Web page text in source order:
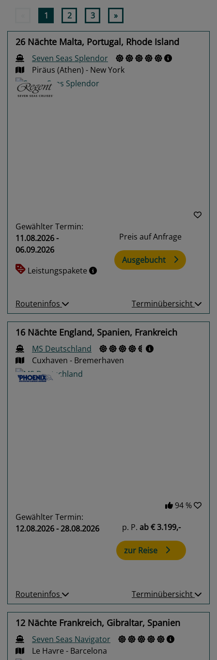
1 2 3 »
26 Nächte Malta, Portugal, Rhode Island
Seven Seas Splendor
Piräus (Athen) - New York
Gewählter Termin:
11.08.2026 -
06.09.2026
Leistungspakete
Preis auf Anfrage
Ausgebucht
Routeninfos Terminübersicht
16 Nächte England, Spanien, Frankreich
MS Deutschland
Cuxhaven - Bremerhaven
94 %
Gewählter Termin:
12.08.2026 - 28.08.2026
p. P. ab€ 3.199,-
zur Reise
Routeninfos Terminübersicht
12 Nächte Frankreich, Gibraltar, Spanien
Seven Seas Navigator
Le Havre - Barcelona